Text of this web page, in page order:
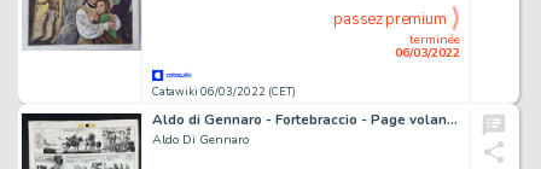
Catawiki 06/03/2022 (CET)
terminée
06/03/2022
passez premium
Aldo di Gennaro - Fortebraccio - Page volante - Exemplaire unique - (1966)
Aldo Di Gennaro